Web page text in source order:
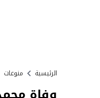
الرئيسية منوعات